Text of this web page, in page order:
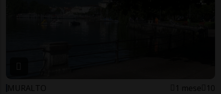
MURALTO 1 mese 10